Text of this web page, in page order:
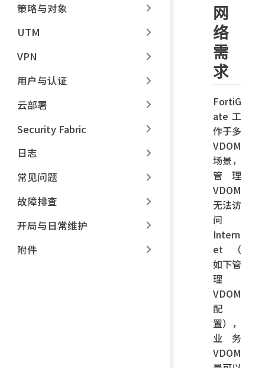
策略与对象
UTM
VPN
用户与认证
云部署
Security Fabric
日志
常见问题
故障排查
开局与日常维护
附件
网
络
需
求
FortiG
ate 工
作于多
VDOM
场景，
管理
VDOM
无法访
问
Intern
et（
如下管
理
VDOM
配
置），
业务
VDOM